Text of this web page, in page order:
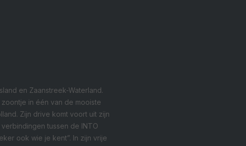
en Zaanstreek-Waterland.
zoontje in één van de mooiste
Zijn drive komt voort uit zijn
tussen de INTO
ook wie je kent”. In zijn vrije